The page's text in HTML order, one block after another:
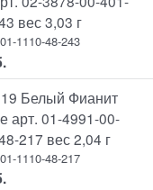
вес 3,03 г
1110-48-243
Белый Фианит
арт. 01-4991-00-
217 вес 2,04 г
1110-48-217